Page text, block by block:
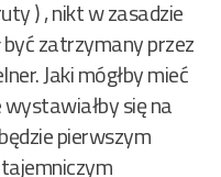
) , nikt w zasadzie
zatrzymany przez
Jaki mógłby mieć
się na
pierwszym